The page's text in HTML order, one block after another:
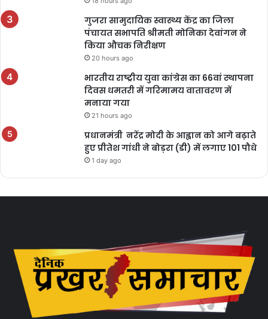
गुजरा सामुदायिक स्वास्थ्य केंद्र का जिला
पंचायत सभापति श्रीमती मोनिका देवांगन ने
किया औचक निरीक्षण
20 hours ago
भारतीय राष्ट्रीय युवा कांग्रेस का 66वां स्थापना
दिवस धमतरी में गरिमामय वातावरण में
मनाया गया
21 hours ago
प्रधानमंत्री नरेंद्र मोदी के आह्वान को आगे बढ़ाते
हुए प्रीतेश गांधी ने बोड़रा (डी) में लगाए 101 पौधे
1 day ago